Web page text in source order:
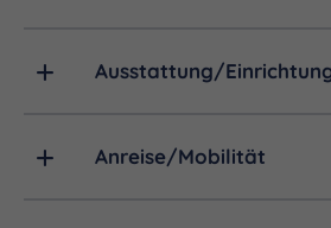
Ausstattung/
Anreise/Mobilität